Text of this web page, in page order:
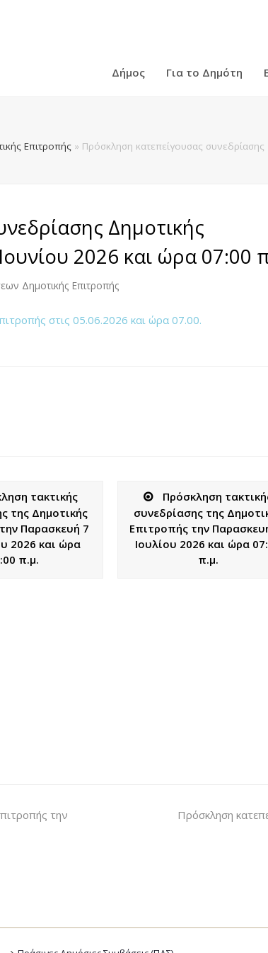
Δήμος Για το Δημότη
Επιτροπής » Πρόσκληση κατεπείγουσας
Δημοτικής
2026 και ώρα 07:00
Δημοτικής Επιτροπής
στις 05.06.2026 και ώρα 07.00.
τακτικής
της Δημοτικής
Παρασκευή 7
2026 και ώρα
π.μ.
Πρόσκληση
συνεδρίασης της
Επιτροπής την
Ιουλίου 2026 και ώρα
π.μ.
την
Πρόσκληση